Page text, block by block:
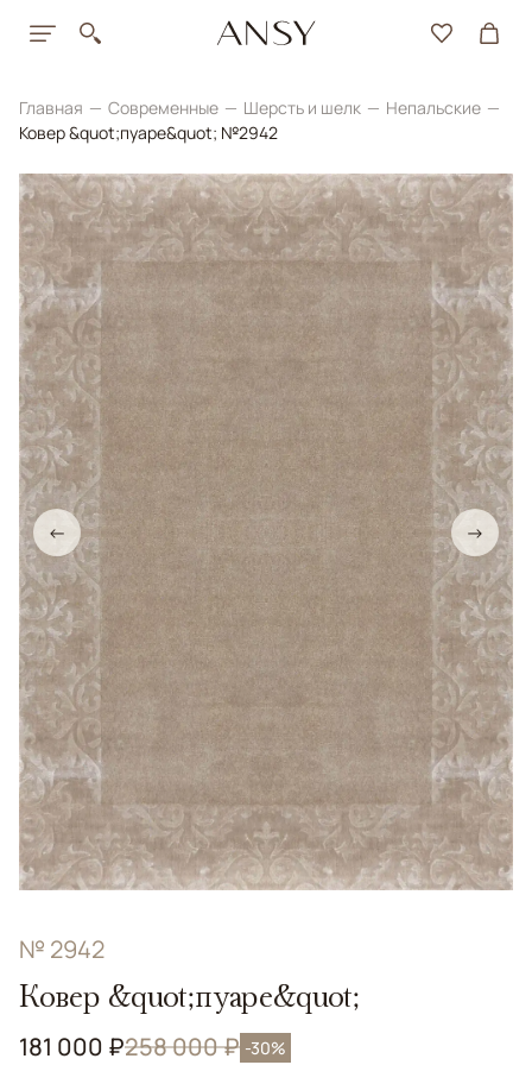
Главная Современные Шерсть и шелк
Непальские
Ковер &quot;пуаре&quot; №2942
← →
№ 2942
Ковер &quot;пуаре&quot;
181 000 ₽258 000 ₽ -30%